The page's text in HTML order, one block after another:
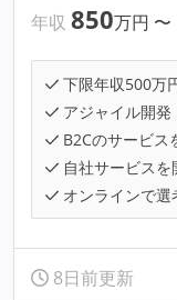
年収 850万円 〜
下限年収500万
アジャイル開発
B2Cのサービス
自社サービスを
オンラインで選
8日前更新